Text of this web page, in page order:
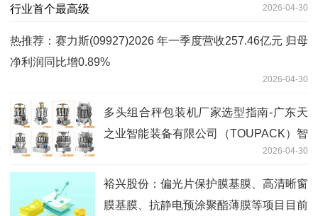
2026-04-30
热推荐：赛力斯(09927)2026 年一季度营收257.46亿元 归母
净利润同比增0.89%
2026-04-30
多头组合秤包装机厂家选型指南-广东天
之业智能装备有限公司（TOUPACK）智
2026-04-30
裕兴股份：偏光片保护膜基膜、高清晰窗
膜基膜、抗静电预涂聚酯薄膜等项目目前